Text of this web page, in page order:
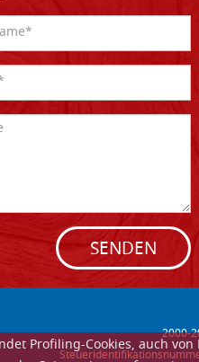
Profiling-Cookies, auch
SENDEN
2000-